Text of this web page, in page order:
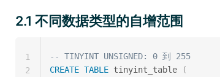
2.1 不同数据类型的自增范围
-- TINYINT UNSIGNED: 0 到 255
CREATE TABLE tinyint_table
(
1
2